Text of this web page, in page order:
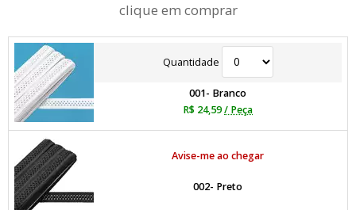
clique em comprar
Quantidade
001- Branco
R$ 24,59/ Peça
Avise-me ao chegar
002- Preto